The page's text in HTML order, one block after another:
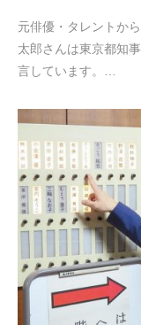
元俳優・タレントか
太郎さんは東京都知
言しています。…